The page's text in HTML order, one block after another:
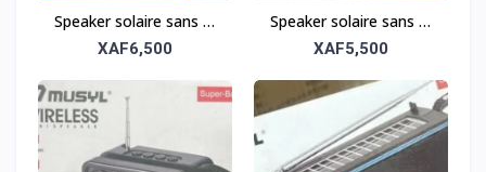
Speaker solaire sans fil
tout-terrain – Robuste
XAF6,500
Speaker solaire sans fil
tout-terrain – Robuste
XAF5,500